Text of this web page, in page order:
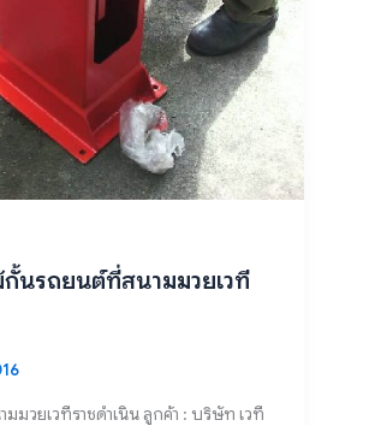
นรถยนต์ที่สนามมวยเวที
มมวยเวทีราชดำเนิน ลูกค้า : บริษัท เวที